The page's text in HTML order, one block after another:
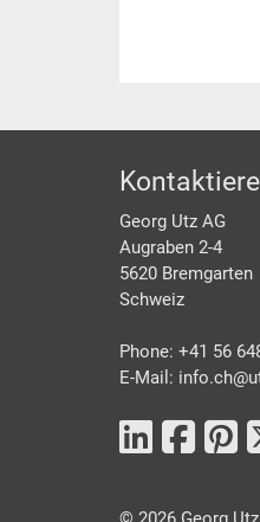
Georg Utz AG
Augraben 2-4
5620 Bremgarten
Schweiz
Phone: +41 56
E-Mail: info.ch@